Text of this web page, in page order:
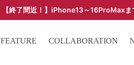
【終了間近！】iPhone13～16ProMax
FEATURE COLLABORATION